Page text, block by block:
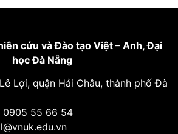
cứu và Đào tạo Việt – Anh,Đại
học Đà Nẵng
Lợi, quận Hải Châu, thành phố Đà
0905 55 66 54